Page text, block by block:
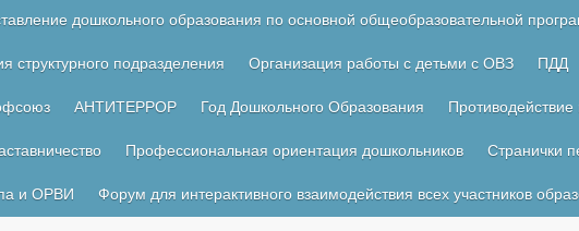
дошкольного образования по основной общеобразовательной
структурного подразделения Организация работы с детьми с ОВЗ ПДД
АНТИТЕРРОР Год Дошкольного Образования Противодействие
Профессиональная ориентация дошкольников Странички
и ОРВИ Форум для интерактивного взаимодействия всех участников